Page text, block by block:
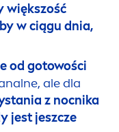
większość
w ciągu dnia,
od gotowości
ale dla
z nocnika
jest jeszcze